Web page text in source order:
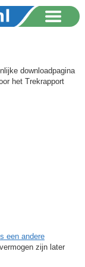
downloadpagina
het Trekrapport
een andere
zijn later